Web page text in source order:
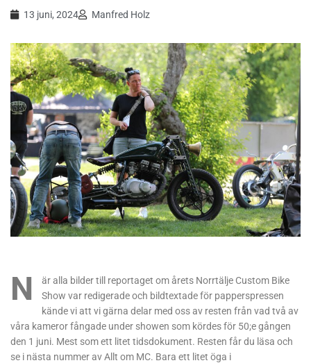
13 juni, 2024 Manfred Holz
N
är alla bilder till reportaget om årets Norrtälje Custom Bike
Show var redigerade och bildtextade för papperspressen
kände vi att vi gärna delar med oss av resten från vad två av
våra kameror fångade under showen som kördes för 50;e gången
den 1 juni. Mest som ett litet tidsdokument. Resten får du läsa och
se i nästa nummer av Allt om MC. Bara ett litet öga i